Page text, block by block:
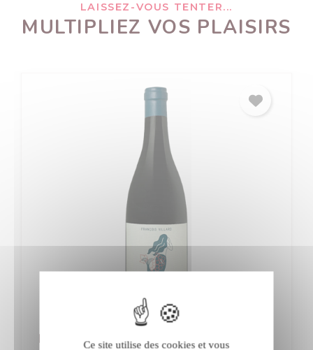
LAISSEZ-VOUS TENTER...
MULTIPLIEZ VOS PLAISIRS
François Villard L'appel des Sereines
Ce site utilise des cookies et vous